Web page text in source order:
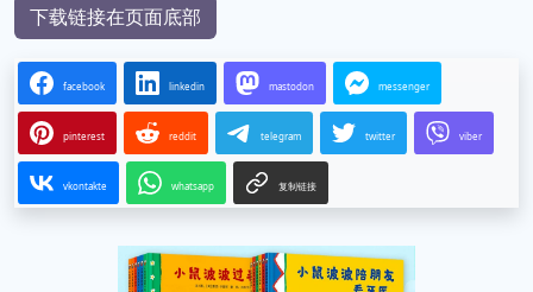
下载链接在页面底部
facebook linkedin mastodon messenger
pinterest reddit telegram twitter viber
vkontakte whatsapp 复制链接